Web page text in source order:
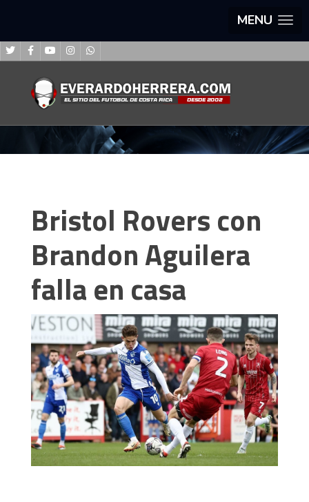
MENU
Bristol Rovers con
Brandon Aguilera
falla en casa